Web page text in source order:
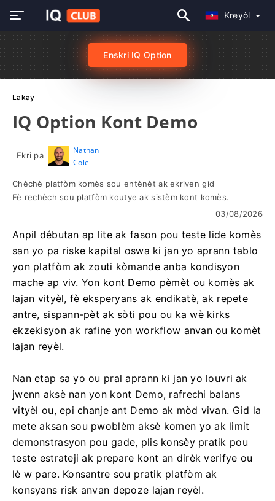
Kreyòl
Enskri IQ Option
Lakay
IQ Option Kont Demo
Ekri pa
Nathan
Cole
Chèchè platfòm komès sou entènèt ak ekriven gid
Fè rechèch sou platfòm koutye ak sistèm kont komès.
03/08/2026
Anpil débutan ap lite ak fason pou teste lide komès
san yo pa riske kapital oswa ki jan yo aprann tablo
yon platfòm ak zouti kòmande anba kondisyon
mache ap viv. Yon kont Demo pèmèt ou komès ak
lajan vityèl, fè eksperyans ak endikatè, ak repete
antre, sispann-pèt ak sòti pou ou ka wè kirks
ekzekisyon ak rafine yon workflow anvan ou komèt
lajan reyèl.
Nan etap sa yo ou pral aprann ki jan yo louvri ak
jwenn aksè nan yon kont Demo, rafrechi balans
vityèl ou, epi chanje ant Demo ak mòd vivan. Gid la
mete aksan sou pwoblèm aksè komen yo ak limit
demonstrasyon pou gade, plis konsèy pratik pou
teste estrateji ak prepare kont an dirèk verifye ou
lè w pare. Konsantre sou pratik platfòm ak
konsyans risk anvan depoze lajan reyèl.